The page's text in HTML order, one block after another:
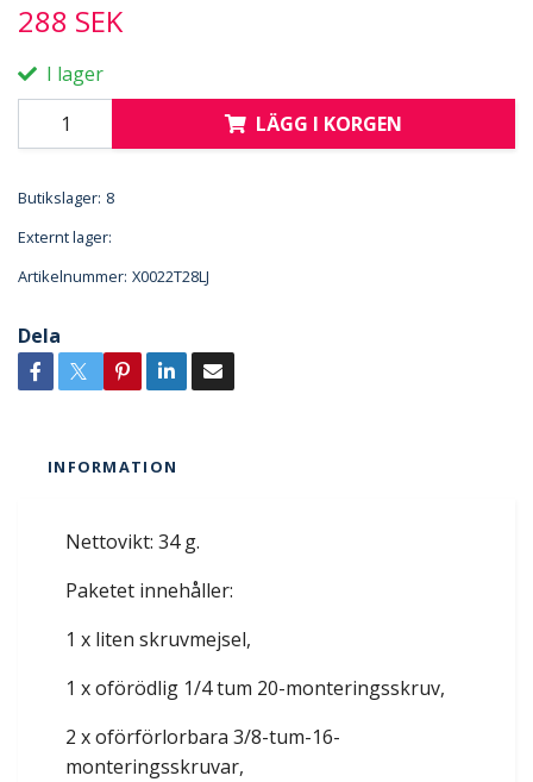
288 SEK
I lager
LÄGG I KORGEN
Butikslager: 8
Externt lager:
Artikelnummer: X0022T28LJ
Dela
INFORMATION
Nettovikt: 34 g.
Paketet innehåller:
1 x liten skruvmejsel,
1 x oförödlig 1/4 tum 20-monteringsskruv,
2 x oförförlorbara 3/8-tum-16-
monteringsskruvar,